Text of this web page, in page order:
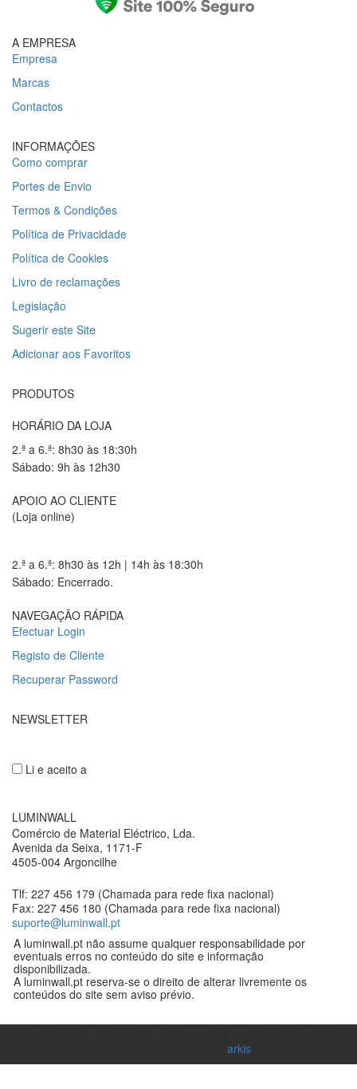
A EMPRESA
Empresa
Marcas
Contactos
INFORMAÇÕES
Como comprar
Portes de Envio
Termos & Condições
Política de Privacidade
Política de Cookies
Livro de reclamações
Legislação
Sugerir este Site
Adicionar aos Favoritos
PRODUTOS
HORÁRIO DA LOJA
2.ª a 6.ª: 8h30 às 18:30h
Sábado: 9h às 12h30
APOIO AO CLIENTE
(Loja online)
2.ª a 6.ª: 8h30 às 12h | 14h às 18:30h
Sábado: Encerrado.
NAVEGAÇÃO RÁPIDA
Efectuar Login
Registo de Cliente
Recuperar Password
NEWSLETTER
Li e aceito a
LUMINWALL
Comércio de Material Eléctrico, Lda.
Avenida da Seixa, 1171-F
4505-004 Argoncilhe
Tlf: 227 456 179 (Chamada para rede fixa nacional)
Fax: 227 456 180 (Chamada para rede fixa nacional)
suporte@luminwall.pt
A luminwall.pt não assume qualquer responsabilidade por
eventuais erros no conteúdo do site e informação
disponibilizada.
A luminwall.pt reserva-se o direito de alterar livremente os
conteúdos do site sem aviso prévio.
arkis